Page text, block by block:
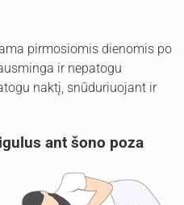
pirmosiomis dienomis po
ir nepatogu
naktį, snūduriuojant ir
ant šono poza